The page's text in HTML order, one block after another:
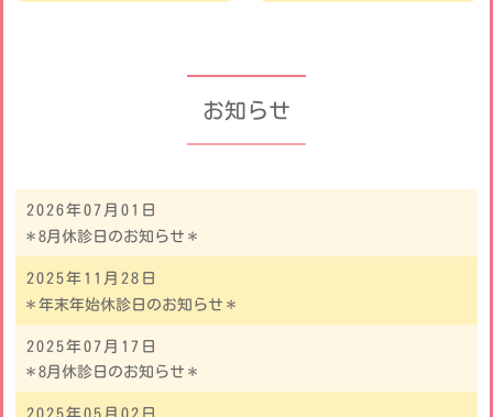
お知らせ
2026年07月01日
＊8月休診日のお知らせ＊
2025年11月28日
＊年末年始休診日のお知らせ＊
2025年07月17日
＊8月休診日のお知らせ＊
2025年05月02日